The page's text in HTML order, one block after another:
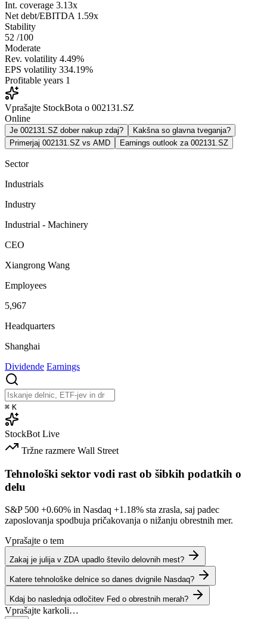
Int. coverage 3.13x
Net debt/EBITDA 1.59x
Stability
52 /100
Moderate
Rev. volatility 4.49%
EPS volatility 334.19%
Profitable years 1
Vprašajte StockBota o 002131.SZ
Online
Je 002131.SZ dober nakup zdaj?
Kakšna so glavna tveganja?
Primerjaj 002131.SZ vs AMD
Earnings outlook za 002131.SZ
Sector
Industrials
Industry
Industrial - Machinery
CEO
Xiangrong Wang
Employees
5,967
Headquarters
Shanghai
Dividende Earnings
⌘ K
StockBot Live
Tržne razmere Wall Street
Tehnološki sektor vodi rast ob šibkih podatkih o
delu
S&P 500 +0.60% in Nasdaq +1.18% sta zrasla, saj padec
zaposlovanja spodbuja pričakovanja o nižanju obrestnih mer.
Vprašajte o tem
Zakaj je julija v ZDA upadlo število delovnih mest?
Katere tehnološke delnice so danes dvignile Nasdaq?
Kdaj bo naslednja odločitev Fed o obrestnih merah?